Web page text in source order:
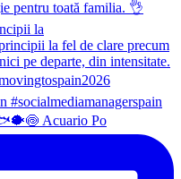
la
Acuario Po